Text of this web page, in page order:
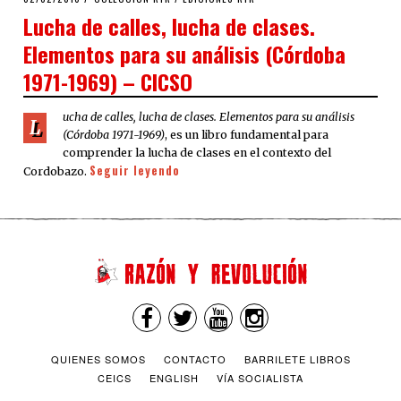
Lucha de calles, lucha de clases.
Elementos para su análisis (Córdoba
1971-1969) – CICSO
L
ucha de calles, lucha de clases. Elementos para su análisis
(Córdoba 1971-1969), es un libro fundamental para
comprender la lucha de clases en el contexto del
Cordobazo. Seguir leyendo
QUIENES SOMOS CONTACTO
BARRILETE LIBROS
CEICS
ENGLISH VÍA SOCIALISTA